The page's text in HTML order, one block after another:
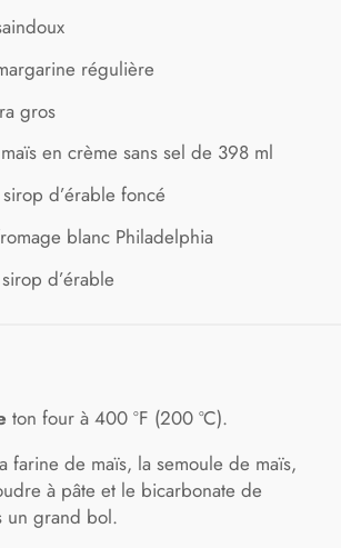
régulière
gros
en crème sans sel de 398 ml
d’érable foncé
blanc Philadelphia
d’érable
ton four à 400 ºF (200 ºC).
farine de maïs, la semoule de maïs,
à pâte et le bicarbonate de
un grand bol.